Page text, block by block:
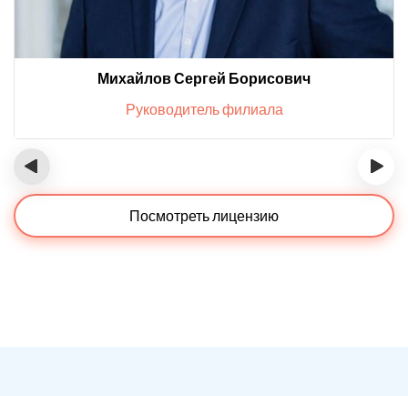
Михайлов Сергей Борисович
Руководитель филиала
‹ ›
Посмотреть лицензию